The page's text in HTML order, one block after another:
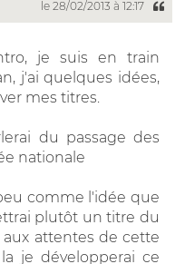
le 28/02/2013 à 12:17
je suis en train
j'ai quelques idées,
mes titres.
du passage des
nationale
comme l'idée que
plutôt un titre du
attentes de cette
je développerai ce